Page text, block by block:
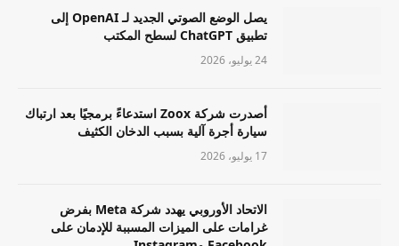
يصل الوضع الصوتي الجديد لـ OpenAI إلى
تطبيق ChatGPT لسطح المكتب
24 يوليو، 2026
أصدرت شركة Zoox استدعاءً برمجيًا بعد ارتباك
سيارة أجرة آلية بسبب الدخان الكثيف
17 يوليو، 2026
الاتحاد الأوروبي يهدد شركة Meta بفرض
غرامات على الميزات المسببة للإدمان على